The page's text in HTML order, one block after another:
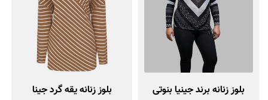
بلوز زنانه برند جینیا بنوتی بلوز زنانه یقه گرد جینا